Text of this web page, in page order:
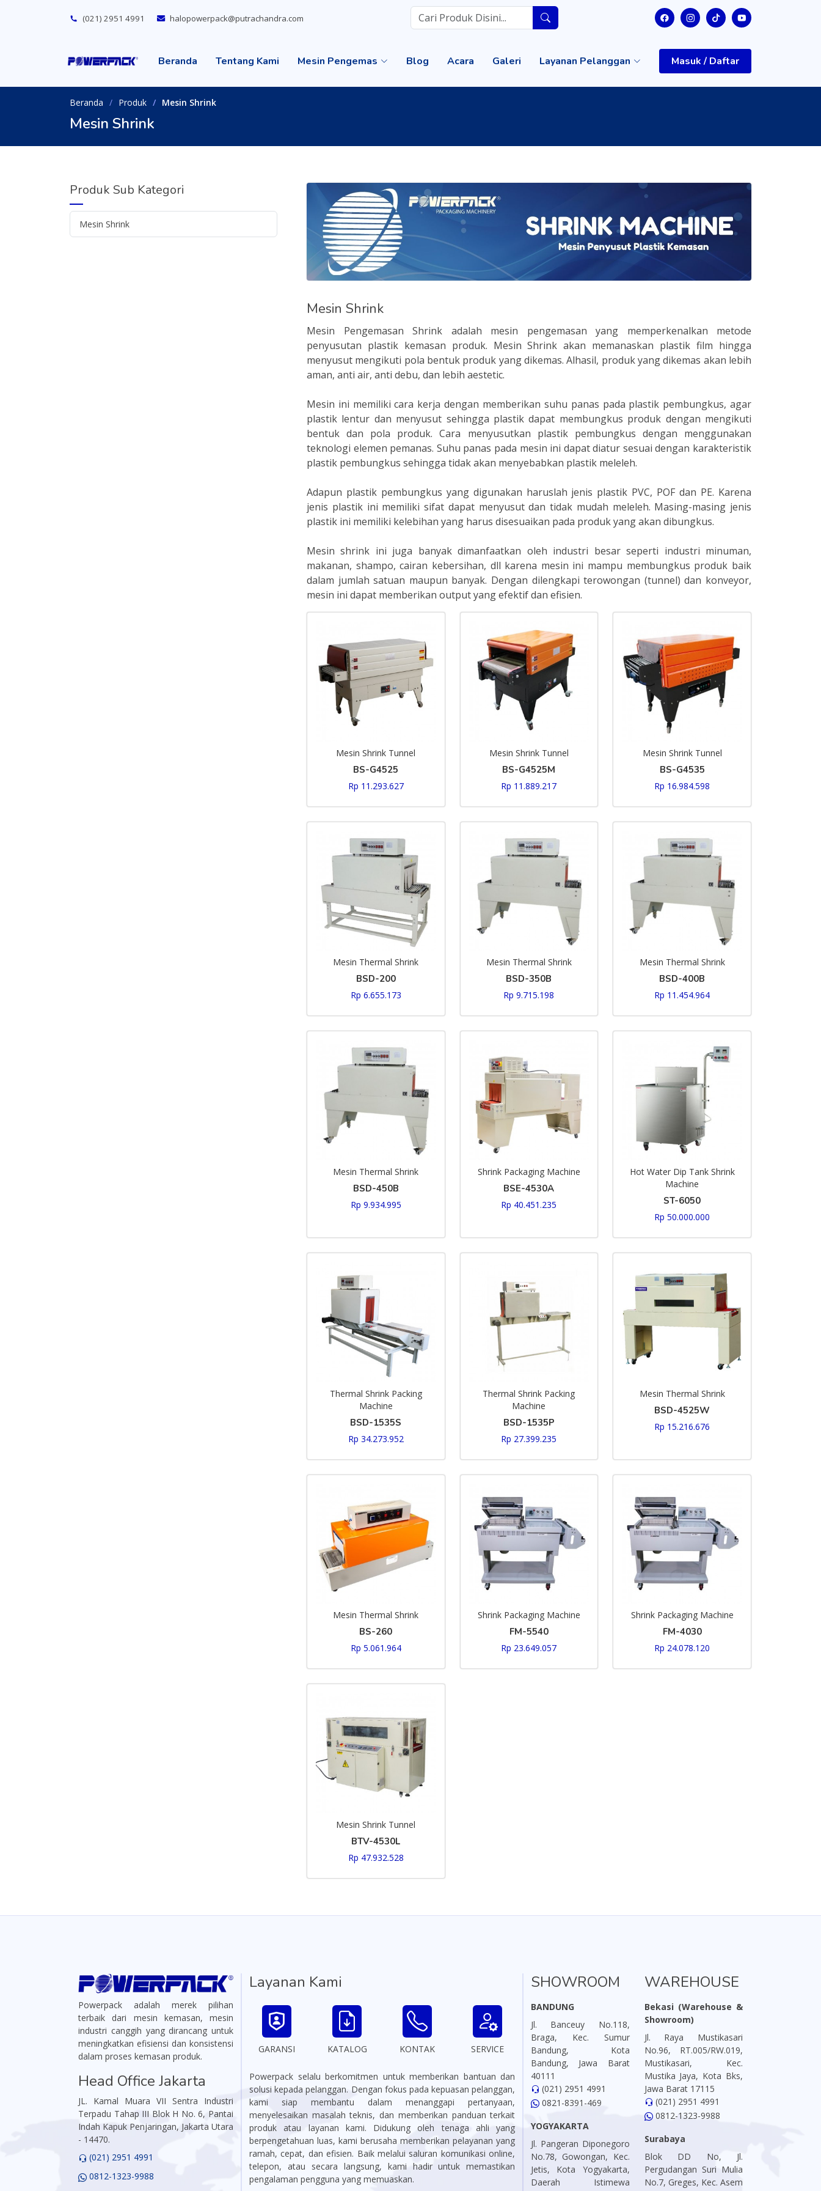
(021) 2951 4991 halopowerpack@putrachandra.com
Beranda Tentang Kami Mesin Pengemas Blog Acara Galeri Layanan Pelanggan Masuk / Daftar
Beranda Produk Mesin Shrink
Mesin Shrink
Produk Sub Kategori
Mesin Shrink
Mesin Shrink
Mesin Pengemasan Shrink adalah mesin pengemasan yang memperkenalkan metode
penyusutan plastik kemasan produk. Mesin Shrink akan memanaskan plastik film hingga
menyusut mengikuti pola bentuk produk yang dikemas. Alhasil, produk yang dikemas akan lebih
aman, anti air, anti debu, dan lebih aestetic.
Mesin ini memiliki cara kerja dengan memberikan suhu panas pada plastik pembungkus, agar
plastik lentur dan menyusut sehingga plastik dapat membungkus produk dengan mengikuti
bentuk dan pola produk. Cara menyusutkan plastik pembungkus dengan menggunakan
teknologi elemen pemanas. Suhu panas pada mesin ini dapat diatur sesuai dengan karakteristik
plastik pembungkus sehingga tidak akan menyebabkan plastik meleleh.
Adapun plastik pembungkus yang digunakan haruslah jenis plastik PVC, POF dan PE. Karena
jenis plastik ini memiliki sifat dapat menyusut dan tidak mudah meleleh. Masing-masing jenis
plastik ini memiliki kelebihan yang harus disesuaikan pada produk yang akan dibungkus.
Mesin shrink ini juga banyak dimanfaatkan oleh industri besar seperti industri minuman,
makanan, shampo, cairan kebersihan, dll karena mesin ini mampu membungkus produk baik
dalam jumlah satuan maupun banyak. Dengan dilengkapi terowongan (tunnel) dan konveyor,
mesin ini dapat memberikan output yang efektif dan efisien.
Mesin Shrink Tunnel
BS-G4525
Rp 11.293.627
Mesin Shrink Tunnel
BS-G4525M
Rp 11.889.217
Mesin Shrink Tunnel
BS-G4535
Rp 16.984.598
Mesin Thermal Shrink
BSD-200
Rp 6.655.173
Mesin Thermal Shrink
BSD-350B
Rp 9.715.198
Mesin Thermal Shrink
BSD-400B
Rp 11.454.964
Mesin Thermal Shrink
BSD-450B
Rp 9.934.995
Shrink Packaging Machine
BSE-4530A
Rp 40.451.235
Hot Water Dip Tank Shrink
Machine
ST-6050
Rp 50.000.000
Thermal Shrink Packing
Machine
BSD-1535S
Rp 34.273.952
Thermal Shrink Packing
Machine
BSD-1535P
Rp 27.399.235
Mesin Thermal Shrink
BSD-4525W
Rp 15.216.676
Mesin Thermal Shrink
BS-260
Rp 5.061.964
Shrink Packaging Machine
FM-5540
Rp 23.649.057
Shrink Packaging Machine
FM-4030
Rp 24.078.120
Mesin Shrink Tunnel
BTV-4530L
Rp 47.932.528
Powerpack adalah merek pilihan
terbaik dari mesin kemasan, mesin
industri canggih yang dirancang untuk
meningkatkan efisiensi dan konsistensi
dalam proses kemasan produk.
Head Office Jakarta
JL. Kamal Muara VII Sentra Industri
Terpadu Tahap III Blok H No. 6, Pantai
Indah Kapuk Penjaringan, Jakarta Utara
- 14470.
(021) 2951 4991
0812-1323-9988
Layanan Kami
GARANSI KATALOG KONTAK SERVICE
Powerpack selalu berkomitmen untuk memberikan bantuan dan
solusi kepada pelanggan. Dengan fokus pada kepuasan pelanggan,
kami siap membantu dalam menanggapi pertanyaan,
menyelesaikan masalah teknis, dan memberikan panduan terkait
produk atau layanan kami. Didukung oleh tenaga ahli yang
berpengetahuan luas, kami berusaha memberikan pelayanan yang
ramah, cepat, dan efisien. Baik melalui saluran komunikasi online,
telepon, atau secara langsung, kami hadir untuk memastikan
pengalaman pengguna yang memuaskan.
SHOWROOM
BANDUNG
Jl. Banceuy No.118,
Braga, Kec. Sumur
Bandung, Kota
Bandung, Jawa Barat
40111
(021) 2951 4991
0821-8391-469
YOGYAKARTA
Jl. Pangeran Diponegoro
No.78, Gowongan, Kec.
Jetis, Kota Yogyakarta,
Daerah Istimewa
WAREHOUSE
Bekasi (Warehouse &
Showroom)
Jl. Raya Mustikasari
No.96, RT.005/RW.019,
Mustikasari, Kec.
Mustika Jaya, Kota Bks,
Jawa Barat 17115
(021) 2951 4991
0812-1323-9988
Surabaya
Blok DD No, Jl.
Pergudangan Suri Mulia
No.7, Greges, Kec. Asem